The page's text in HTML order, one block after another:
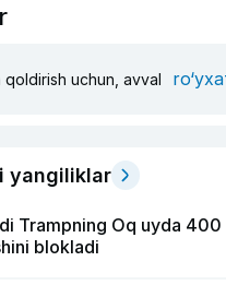
qoldirish uchun, avval
yangiliklar
Trampning Oq uyda
blokladi